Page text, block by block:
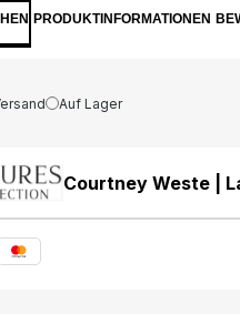
PRODUKTINFORMATIONEN
Auf Lager
Courtney Weste |